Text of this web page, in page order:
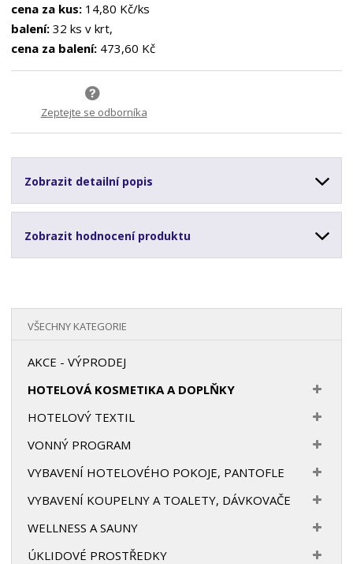
cena za kus: 14,80 Kč/ks
balení:32 ks v krt,
cena za balení: 473,60 Kč
Zeptejte se odborníka
Zobrazit detailní popis
Zobrazit hodnocení produktu
VŠECHNY KATEGORIE
AKCE - VÝPRODEJ
HOTELOVÁ KOSMETIKA A DOPLŇKY
HOTELOVÝ TEXTIL
VONNÝ PROGRAM
VYBAVENÍ HOTELOVÉHO POKOJE, PANTOFLE
VYBAVENÍ KOUPELNY A TOALETY, DÁVKOVAČE
WELLNESS A SAUNY
ÚKLIDOVÉ PROSTŘEDKY